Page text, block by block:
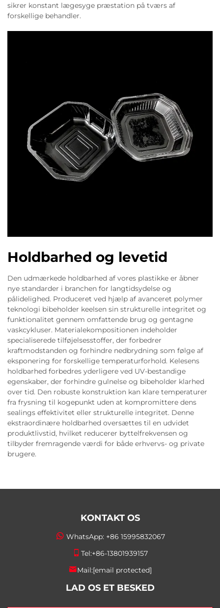
sikrer konstant lægesyge præstation på tværs af
forskellige behandler.
Holdbarhed og levetid
Den udmærkede holdbarhed af vores plastikke er åbner
nye standarder i branchen for langtidsydelse og
pålidelighed. Produceret ved hjælp af avanceret polymer
teknologi bibeholder keelsen sin strukturelle integritet og
funktionalitet gennem omfattende brug og gentagne
vaskcykluser. Materialekompositionen indeholder
specialiserede tilføjelsesstoffer, der forbedrer
kraftmodstanden og forhindre nedbrydning som følge af
eksponering for forskellige temperaturforhold. Kelesens
holdbarhed forbedres yderligere ved UV-bestandige
egenskaber, der forhindre gulnelse og bibeholder klarhed
over tid. Den robuste konstruktion kan klare temperaturer
fra frysning til kogepunkt uden at kompromittere dens
sealings effektivitet eller strukturelle integritet. Denne
ekstraordinære holdbarhed oversættes til en udvidet
produktlivstid, hvilket reducerer byttelfrekvensen og
tilbyder fremragende værdi for både erhvervs- og private
brugere.
KONTAKT OS
WhatsApp: +86 15995832067
Tel:+86-13801939157
Mail:[email protected]
LAD OS ET BESKED